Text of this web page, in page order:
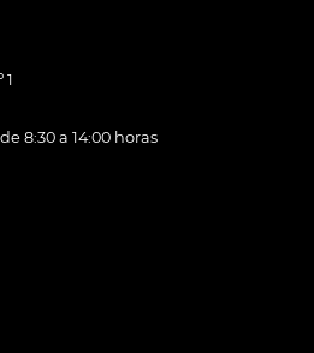
1
8:30 a 14:00 horas